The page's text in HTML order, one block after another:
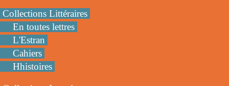
Collections Littéraires
En toutes lettres
L'Estran
Cahiers
Hhistoires